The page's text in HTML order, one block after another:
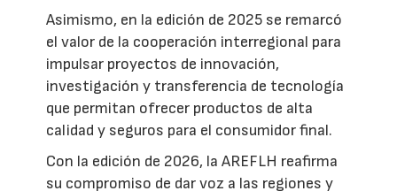
Asimismo, en la edición de 2025 se remarcó
el valor de la cooperación interregional para
impulsar proyectos de innovación,
investigación y transferencia de tecnología
que permitan ofrecer productos de alta
calidad y seguros para el consumidor final.
Con la edición de 2026, la AREFLH reafirma
su compromiso de dar voz a las regiones y